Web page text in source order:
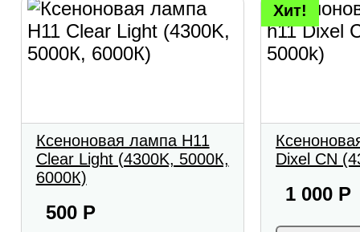
Ксеноновая лампа Н11
Сlear Light (4300K, 5000К,
6000К)
500 Р
Хит!
Dixel CN
1 000 Р